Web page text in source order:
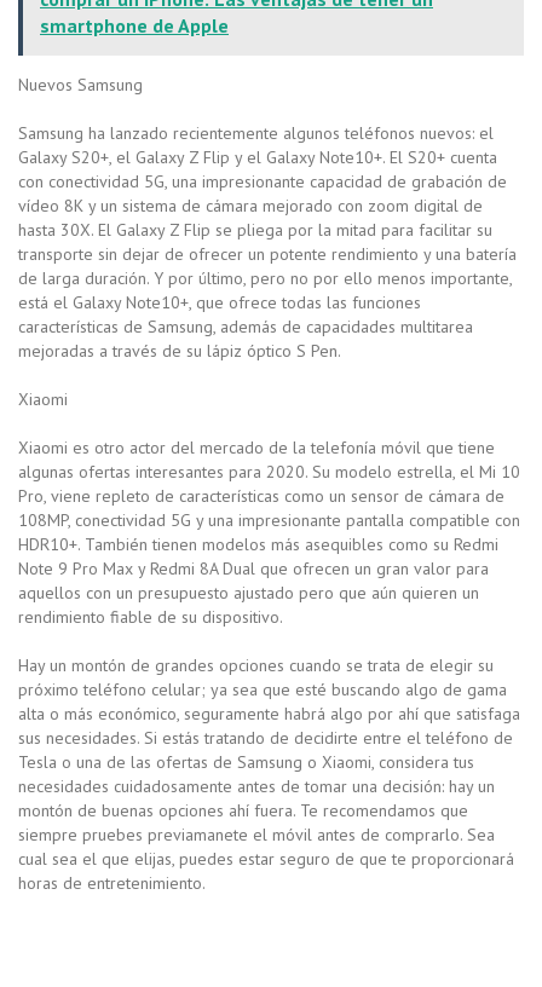
smartphone de Apple
Nuevos Samsung
Samsung ha lanzado recientemente algunos teléfonos nuevos: el
Galaxy S20+, el Galaxy Z Flip y el Galaxy Note10+. El S20+ cuenta
con conectividad 5G, una impresionante capacidad de grabación de
vídeo 8K y un sistema de cámara mejorado con zoom digital de
hasta 30X. El Galaxy Z Flip se pliega por la mitad para facilitar su
transporte sin dejar de ofrecer un potente rendimiento y una batería
de larga duración. Y por último, pero no por ello menos importante,
está el Galaxy Note10+, que ofrece todas las funciones
características de Samsung, además de capacidades multitarea
mejoradas a través de su lápiz óptico S Pen.
Xiaomi
Xiaomi es otro actor del mercado de la telefonía móvil que tiene
algunas ofertas interesantes para 2020. Su modelo estrella, el Mi 10
Pro, viene repleto de características como un sensor de cámara de
108MP, conectividad 5G y una impresionante pantalla compatible con
HDR10+. También tienen modelos más asequibles como su Redmi
Note 9 Pro Max y Redmi 8A Dual que ofrecen un gran valor para
aquellos con un presupuesto ajustado pero que aún quieren un
rendimiento fiable de su dispositivo.
Hay un montón de grandes opciones cuando se trata de elegir su
próximo teléfono celular; ya sea que esté buscando algo de gama
alta o más económico, seguramente habrá algo por ahí que satisfaga
sus necesidades. Si estás tratando de decidirte entre el teléfono de
Tesla o una de las ofertas de Samsung o Xiaomi, considera tus
necesidades cuidadosamente antes de tomar una decisión: hay un
montón de buenas opciones ahí fuera. Te recomendamos que
siempre pruebes previamanete el móvil antes de comprarlo. Sea
cual sea el que elijas, puedes estar seguro de que te proporcionará
horas de entretenimiento.